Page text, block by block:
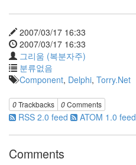
2007/03/17 16:33
2007/03/17 16:33
그리움 (복분자주)
분류없음
Component, Delphi, Torry.Net
0Trackbacks 0Comments
RSS 2.0 feed ATOM 1.0 feed
Comments
어
라
마
공
개
프
트
어
미